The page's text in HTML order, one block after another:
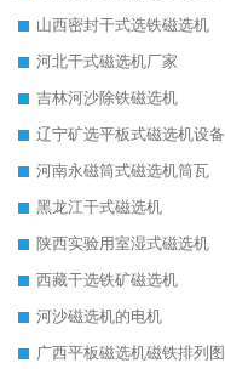
山西密封干式选铁磁选机
河北干式磁选机厂家
吉林河沙除铁磁选机
辽宁矿选平板式磁选机设备
河南永磁筒式磁选机筒瓦
黑龙江干式磁选机
陕西实验用室湿式磁选机
西藏干选铁矿磁选机
河沙磁选机的电机
广西平板磁选机磁铁排列图